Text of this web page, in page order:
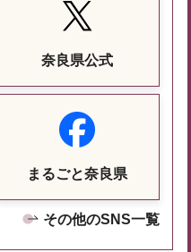
奈良県公式
まるごと奈良県
その他のSNS一覧